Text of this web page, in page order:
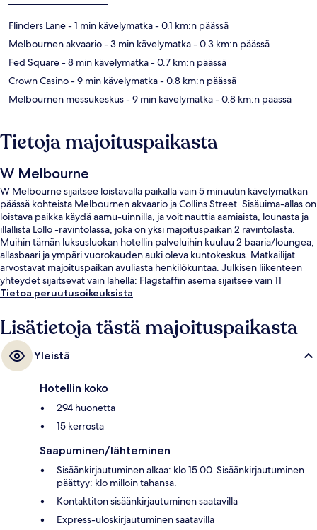
Flinders Lane- 1 min kävelymatka- 0.1 km:n päässä
Melbournen akvaario- 3 min kävelymatka- 0.3 km:n päässä
Fed Square- 8 min kävelymatka- 0.7 km:n päässä
Crown Casino- 9 min kävelymatka- 0.8 km:n päässä
Melbournen messukeskus- 9 min kävelymatka- 0.8 km:n päässä
Tietoja majoituspaikasta
W Melbourne
W Melbourne sijaitsee loistavalla paikalla vain 5 minuutin kävelymatkan
päässä kohteista Melbournen akvaario ja Collins Street. Sisäuima-allas on
loistava paikka käydä aamu-uinnilla, ja voit nauttia aamiaista, lounasta ja
illallista Lollo -ravintolassa, joka on yksi majoituspaikan 2 ravintolasta.
Muihin tämän luksusluokan hotellin palveluihin kuuluu 2 baaria/loungea,
allasbaari ja ympäri vuorokauden auki oleva kuntokeskus. Matkailijat
arvostavat majoituspaikan avuliasta henkilökuntaa. Julkisen liikenteen
yhteydet sijaitsevat vain lähellä: Flagstaffin asema sijaitsee vain 11
minuutin kävelymatkan päässä.
Tietoa peruutusoikeuksista
Lisätietoja tästä majoituspaikasta
Yleistä
Hotellin koko
294 huonetta
15 kerrosta
Saapuminen/lähteminen
Sisäänkirjautuminen alkaa: klo 15.00. Sisäänkirjautuminen
päättyy: klo milloin tahansa.
Kontaktiton sisäänkirjautuminen saatavilla
Express-uloskirjautuminen saatavilla